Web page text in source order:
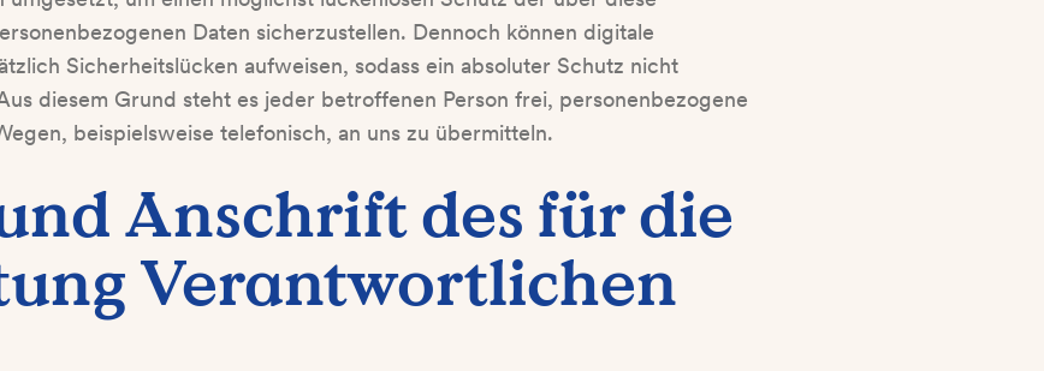
Daten sicherzustellen. Dennoch können digitale
Sicherheitslücken aufweisen, sodass ein absoluter Schutz nicht
diesem Grund steht es jeder betroffenen Person frei, personenbezogene
beispielsweise telefonisch, an uns zu übermitteln.
und Anschrift des für die
Verantwortlichen